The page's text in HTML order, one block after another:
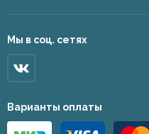
Мы в соц. сетях
Варианты оплаты